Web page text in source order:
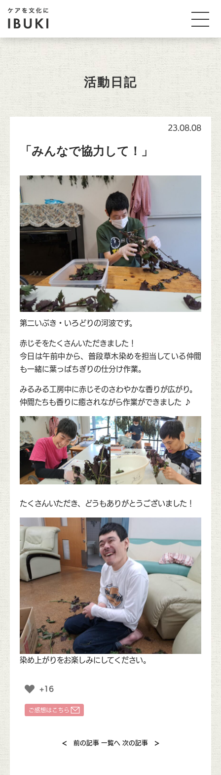
活動日記
23.08.08
「みんなで協力して！」
第二いぶき・いろどりの河波です。
赤じそをたくさんいただきました！
今日は午前中から、普段草木染めを担当している仲間
も一緒に葉っぱちぎりの仕分け作業。
みるみる工房中に赤じそのさわやかな香りが広がり。
仲間たちも香りに癒されながら作業ができました ♪
たくさんいただき、どうもありがとうございました！
染め上がりをお楽しみにしてください。
+16
< 前の記事 一覧へ 次の記事 >